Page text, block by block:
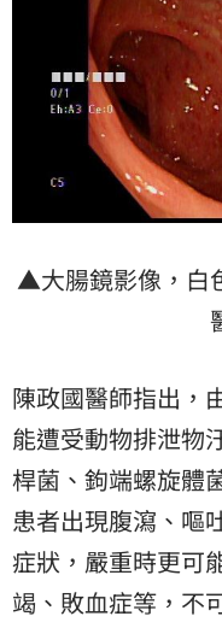
▲大腸鏡影像，白
陳政國醫師指出，
能遭受動物排泄物
桿菌、鉤端螺旋體
患者出現腹瀉、嘔
症狀，嚴重時更可
竭 、敗血症等，不